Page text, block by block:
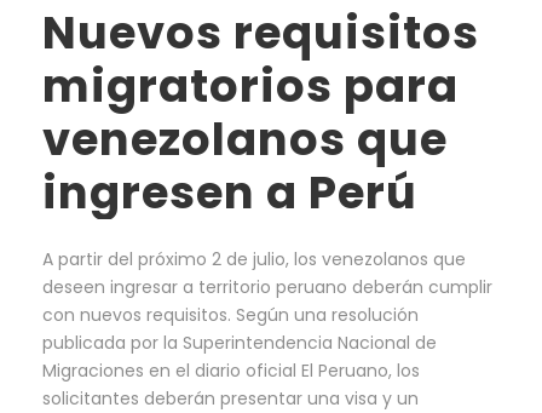
Nuevos requisitos
migratorios para
venezolanos que
ingresen a Perú
A partir del próximo 2 de julio, los venezolanos que
deseen ingresar a territorio peruano deberán cumplir
con nuevos requisitos. Según una resolución
publicada por la Superintendencia Nacional de
Migraciones en el diario oficial El Peruano, los
solicitantes deberán presentar una visa y un